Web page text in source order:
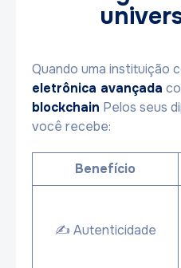
Quando uma instituição
eletrônica avançada
blockchain Pelos seus
você recebe:
Benefício
✍️ Autenticidade